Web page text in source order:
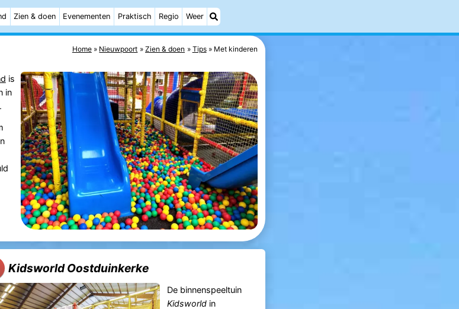
Zien & doen Evenementen Praktisch Regio Weer
Home Nieuwpoort Zien & doen Tips Met kinderen
is
in
Kidsworld Oostduinkerke
De binnenspeeltuin
Kidsworld in